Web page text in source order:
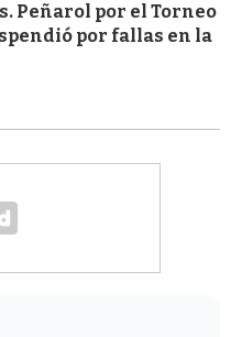
Peñarol por el Torneo
por fallas en la